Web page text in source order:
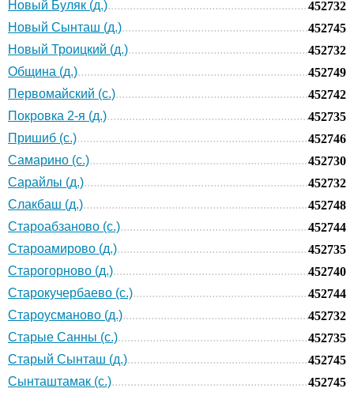
Новый Буляк (д.)
452732
Новый Сынташ (д.)
452745
Новый Троицкий (д.)
452732
Община (д.)
452749
Первомайский (с.)
452742
Покровка 2-я (д.)
452735
Пришиб (с.)
452746
Самарино (с.)
452730
Сарайлы (д.)
452732
Слакбаш (д.)
452748
Староабзаново (с.)
452744
Староамирово (д.)
452735
Старогорново (д.)
452740
Старокучербаево (с.)
452744
Староусманово (д.)
452732
Старые Санны (с.)
452735
Старый Сынташ (д.)
452745
Сынташтамак (с.)
452745